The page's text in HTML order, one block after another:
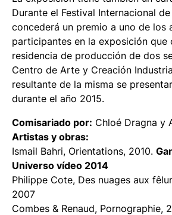
Durante el Festival Internacional
concederá un premio a uno de los
participantes en la exposición que
residencia de producción de dos
Centro de Arte y Creación
resultante de la misma se
durante el año 2015.
Comisariado por: Chloé Dragna y
Artistas y obras:
Ismail Bahri, Orientations, 2010.
Universo vídeo 2014
Philippe Cote, Des nuages aux
2007
Combes & Renaud, Pornographie,